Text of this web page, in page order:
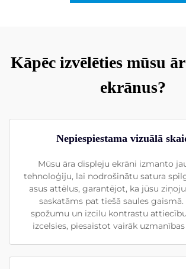
Kāpēc izvēlēties mūsu
ekrānus?
Nepiespiestama vizuālā
Mūsu āra displeju ekrāni izmanto
tehnoloģiju, lai nodrošinātu satura
asus attēlus, garantējot, ka jūsu
saskatāms pat tiešā saules
spožumu un izcilu kontrastu
izcelsies, piesaistot vairāk